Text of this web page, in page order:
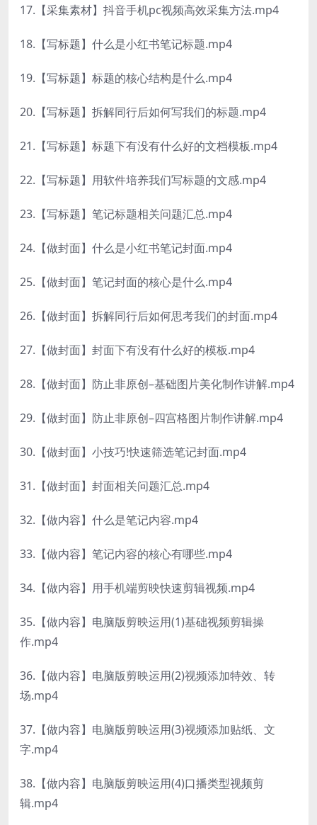
17.【采集素材】抖音手机pc视频高效采集方法.mp4
18.【写标题】什么是小红书笔记标题.mp4
19.【写标题】标题的核心结构是什么.mp4
20.【写标题】拆解同行后如何写我们的标题.mp4
21.【写标题】标题下有没有什么好的文档模板.mp4
22.【写标题】用软件培养我们写标题的文感.mp4
23.【写标题】笔记标题相关问题汇总.mp4
24.【做封面】什么是小红书笔记封面.mp4
25.【做封面】笔记封面的核心是什么.mp4
26.【做封面】拆解同行后如何思考我们的封面.mp4
27.【做封面】封面下有没有什么好的模板.mp4
28.【做封面】防止非原创–基础图片美化制作讲解.mp4
29.【做封面】防止非原创–四宫格图片制作讲解.mp4
30.【做封面】小技巧!快速筛选笔记封面.mp4
31.【做封面】封面相关问题汇总.mp4
32.【做内容】什么是笔记内容.mp4
33.【做内容】笔记内容的核心有哪些.mp4
34.【做内容】用手机端剪映快速剪辑视频.mp4
35.【做内容】电脑版剪映运用(1)基础视频剪辑操
作.mp4
36.【做内容】电脑版剪映运用(2)视频添加特效、转
场.mp4
37.【做内容】电脑版剪映运用(3)视频添加贴纸、文
字.mp4
38.【做内容】电脑版剪映运用(4)口播类型视频剪
辑.mp4